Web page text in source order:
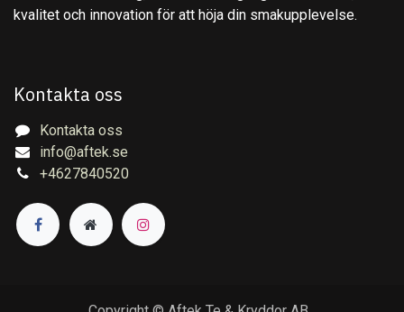
kvalitet och innovation för att höja din smakupplevelse.
Kontakta oss
Kontakta oss
info@aftek.se
+4627840520